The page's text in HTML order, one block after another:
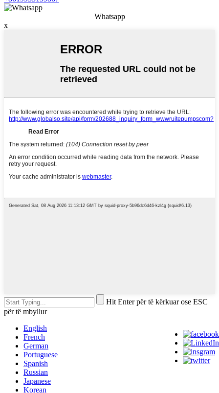
Whatsapp
x
Hit Enter për të kërkuar ose ESC
për të mbyllur
English
French
German
Portuguese
Spanish
Russian
Japanese
Korean